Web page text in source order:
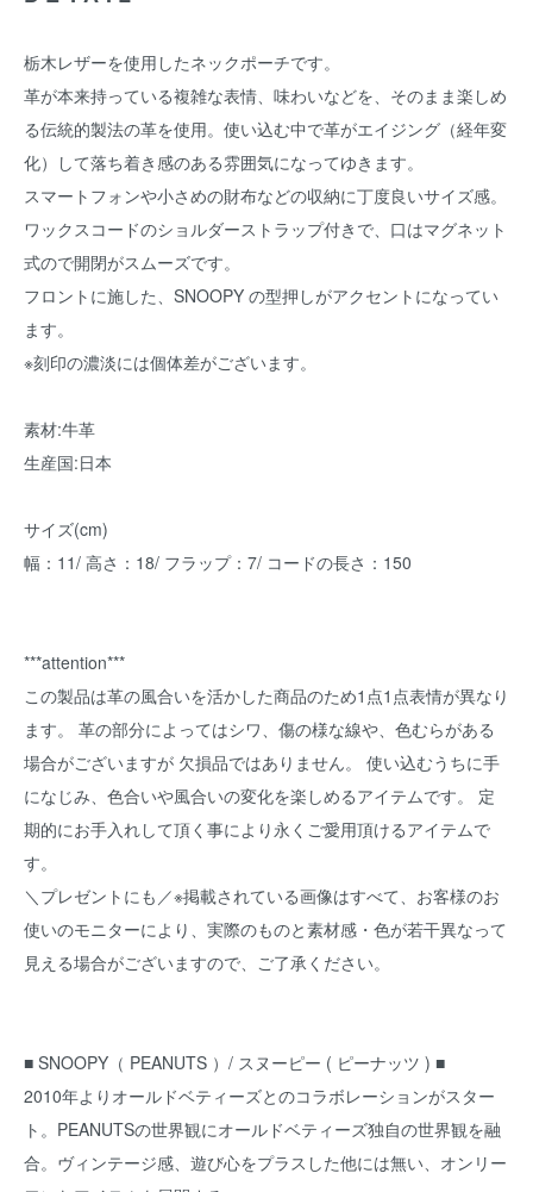
栃木レザーを使用したネックポーチです。
革が本来持っている複雑な表情、味わいなどを、そのまま楽しめ
る伝統的製法の革を使用。使い込む中で革がエイジング（経年変
化）して落ち着き感のある雰囲気になってゆきます。
スマートフォンや小さめの財布などの収納に丁度良いサイズ感。
ワックスコードのショルダーストラップ付きで、口はマグネット
式ので開閉がスムーズです。
フロントに施した、SNOOPY の型押しがアクセントになってい
ます。
※刻印の濃淡には個体差がございます。
素材:牛革
生産国:日本
サイズ(cm)
幅：11/ 高さ：18/ フラップ：7/ コードの長さ：150
***attention***
この製品は革の風合いを活かした商品のため1点1点表情が異なり
ます。 革の部分によってはシワ、傷の様な線や、色むらがある
場合がございますが 欠損品ではありません。 使い込むうちに手
になじみ、色合いや風合いの変化を楽しめるアイテムです。 定
期的にお手入れして頂く事により永くご愛用頂けるアイテムで
す。
＼プレゼントにも／※掲載されている画像はすべて、お客様のお
使いのモニターにより、実際のものと素材感・色が若干異なって
見える場合がございますので、ご了承ください。
■ SNOOPY（ PEANUTS ）/ スヌーピー ( ピーナッツ ) ■
2010年よりオールドベティーズとのコラボレーションがスター
ト。PEANUTSの世界観にオールドベティーズ独自の世界観を融
合。ヴィンテージ感、遊び心をプラスした他には無い、オンリー